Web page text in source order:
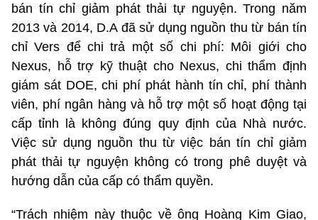
bán tín chỉ giảm phát thải tự nguyện. Trong năm
2013 và 2014, D.A đã sử dụng nguồn thu từ bán tín
chỉ Vers để chi trả một số chi phí: Môi giới cho
Nexus, hỗ trợ kỹ thuật cho Nexus, chi thẩm định
giám sát DOE, chi phí phát hành tín chỉ, phí thành
viên, phí ngân hàng và hỗ trợ một số hoạt động tại
cấp tỉnh là không đúng quy định của Nhà nước.
Việc sử dụng nguồn thu từ việc bán tín chỉ giảm
phát thải tự nguyện không có trong phê duyệt và
hướng dẫn của cấp có thẩm quyền.
“Trách nhiệm này thuộc về ông Hoàng Kim Giao,